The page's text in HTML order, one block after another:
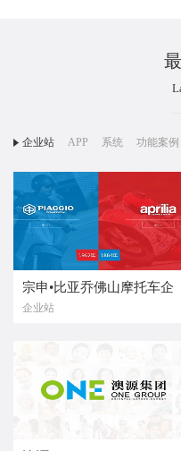
企业站 APP 系统 功能案例
宗申•比亚乔佛山摩托车企
业有限公司
企业站